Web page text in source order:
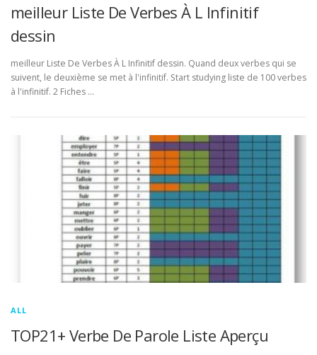
meilleur Liste De Verbes À L Infinitif
dessin
meilleur Liste De Verbes À L Infinitif dessin. Quand deux verbes qui se
suivent, le deuxième se met à l'infinitif. Start studying liste de 100 verbes
à l'infinitif. 2 Fiches …
ALL
TOP21+ Verbe De Parole Liste Aperçu